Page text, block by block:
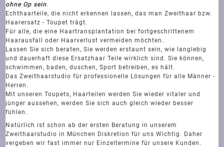
ohne Op sein.
Echthaarteile, die nicht erkennen lassen, das man Zweithaar bzw.
Haarersatz - Toupet trägt.
Für alle, die eine Haartransplantation bei fortgeschrittenem
Haarausfall oder Haarverlust vermeiden möchten.
Lassen Sie sich beraten, Sie werden erstaunt sein, wie langlebig
und dauerhaft diese Ersatzhaar Teile wirklich sind. Sie können,
schwimmen, baden, duschen, Sport betreiben, es hält.
Das Zweithaarstudio für professionelle Lösungen für alle Männer -
Herren.
Mit unseren Toupets, Haarteilen werden Sie wieder vitaler und
jünger aussehen, werden Sie sich auch gleich wieder besser
fühlen.
Natürlich ist schon ab der ersten Beratung in unserem
Zweithaarstudio in München Diskretion für uns Wichtig. Daher
vergeben wir fast immer nur Einzeltermine für unsere Kunden.